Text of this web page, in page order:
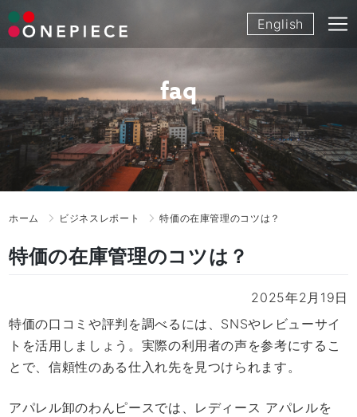
Skip
to
English
faq
ホーム ビジネスレポート 特価の在庫管理のコツは？
特価の在庫管理のコツは？
2025年2月19日
特価の口コミや評判を調べるには、SNSやレビューサイ
トを活用しましょう。実際の利用者の声を参考にするこ
とで、信頼性のある仕入れ先を見つけられます。
アパレル卸のわんピースでは、レディース アパレルを